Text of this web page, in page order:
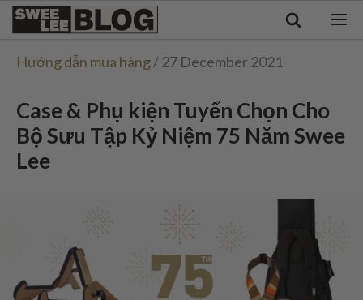
Singapore
Malaysia
Tiếng Việt
Swee
Blog
Hướng dẫn mua hàng/ 27 December 2021
Case & Phụ kiện Tuyển Chọn Cho
Bộ Sưu Tập Kỷ Niệm 75 Năm Swee
Lee